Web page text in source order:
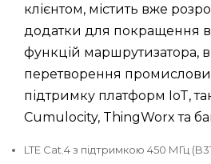
клієнтом, містить вже
додатки для покращення
функцій маршрутизатора, в
перетворення
підтримку платформ IoT,
Cumulocity, ThingWorx та
LTE Cat.4 з підтримкою 450 МГц